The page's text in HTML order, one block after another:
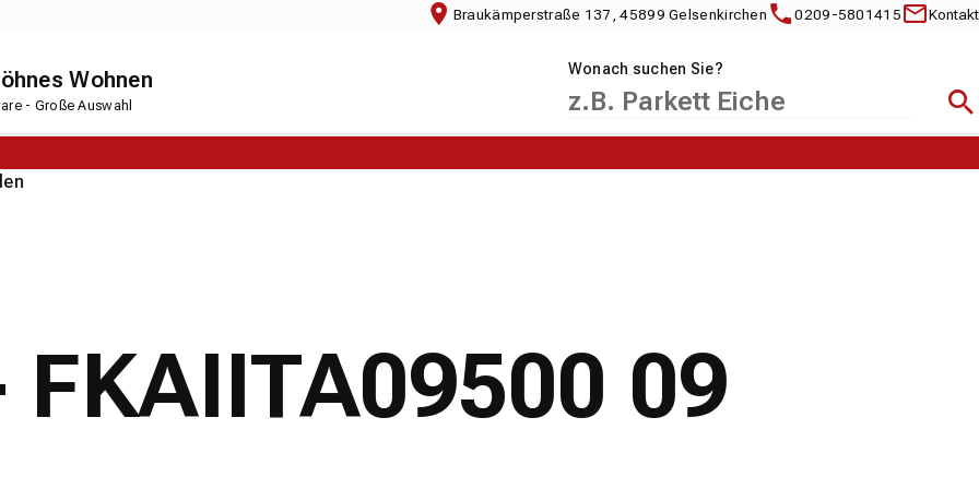
Braukämperstraße 137, 45899 Gelsenkirchen 0209-5801415 Kontakt
Wohnen
- Große Auswahl
Wonach suchen Sie?
09